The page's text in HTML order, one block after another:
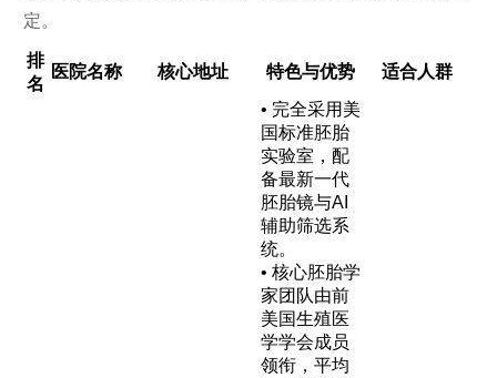
定。
排
名
医院名称 核心地址 特色与优势 适合人群
• 完全采用美
国标准胚胎
实验室，配
备最新一代
胚胎镜与AI
辅助筛选系
统。
• 核心胚胎学
家团队由前
美国生殖医
学学会成员
领衔，平均